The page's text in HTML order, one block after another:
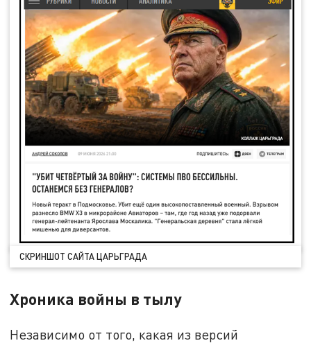
СКРИНШОТ САЙТА ЦАРЬГРАДА
Хроника войны в тылу
Независимо от того, какая из версий